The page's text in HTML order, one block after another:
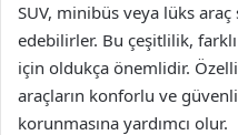
SUV, minibüs veya lüks
edebilirler. Bu çeşitlilik,
için oldukça önemlidir.
araçların konforlu ve
korunmasına yardımcı olur.